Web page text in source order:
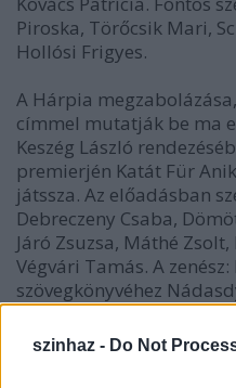
szinhaz - Do Not
Piroska, Törőcsik Mari,
Hollósi Frigyes.
A Hárpia
címmel mutatják be ma
Keszég László
premierjén Katát Für
játssza. Az előadásban
Debreczeny Csaba,
Járó Zsuzsa, Máthé
Végvári Tamás. A
szövegkönyvéhez
használták.
A Magyar Színházban